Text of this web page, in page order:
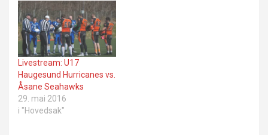
Livestream: U17
Haugesund Hurricanes vs.
Åsane Seahawks
29. mai 2016
i "Hovedsak"